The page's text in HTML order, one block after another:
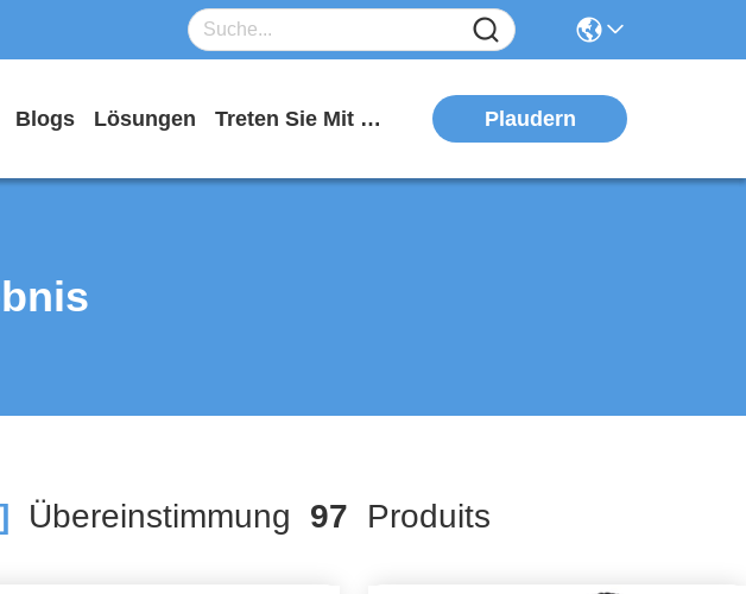
Blogs Lösungen Treten Sie Mit Uns In Verbindung Plaudern
Übereinstimmung 97 Produits